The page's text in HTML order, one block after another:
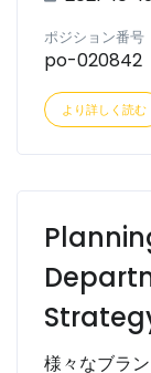
ポジション番号
po-020842
より詳しく読む
様々なブラ